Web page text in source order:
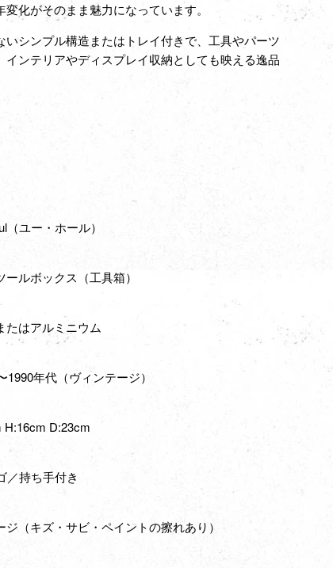
化がそのまま魅力になっています。
いシンプル構造またはトレイ付きで、工具やパーツ
インテリアやディスプレイ収納としても映える逸品
ユー・ホール）
ルボックス（工具箱）
たはアルミニウム
1990年代（ヴィンテージ）
H:16cm D:23cm
／持ち手付き
（キズ・サビ・ペイントの擦れあり）